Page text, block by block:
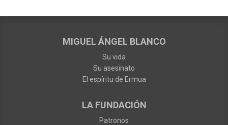
MIGUEL ÁNGEL BLANCO
Su vida
Su asesinato
El espíritu de Ermua
LA FUNDACIÓN
Patronos